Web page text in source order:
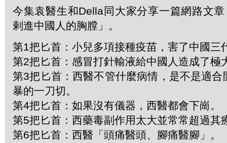
今集袁醫生和Della同大家分享一篇網路文
剌進中國人的胸膛」。
第1把匕首：小兒多項接種疫苗，害了中國三
第2把匕首：感冒打針輸液給中國人造成了極
第3把匕首：西醫不管什麼病情，是不是適合
暴的一刀切。
第4把匕首：如果沒有儀器，西醫都會下崗。
第5把匕首：西藥毒副作用太大並常常超過其
第6把匕首：西醫「頭痛醫頭、腳痛醫腳」。